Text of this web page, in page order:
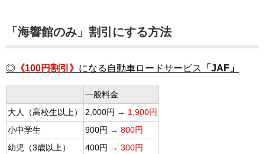
「海響館のみ」割引にする方法
◎ 《100円割引》 になる自動車ロードサービス 「JAF」
一般料金
大人（高校生以上）
2,000円 → 1,900円
小中学生
900円 → 800円
幼児（3歳以上）
400円 → 300円